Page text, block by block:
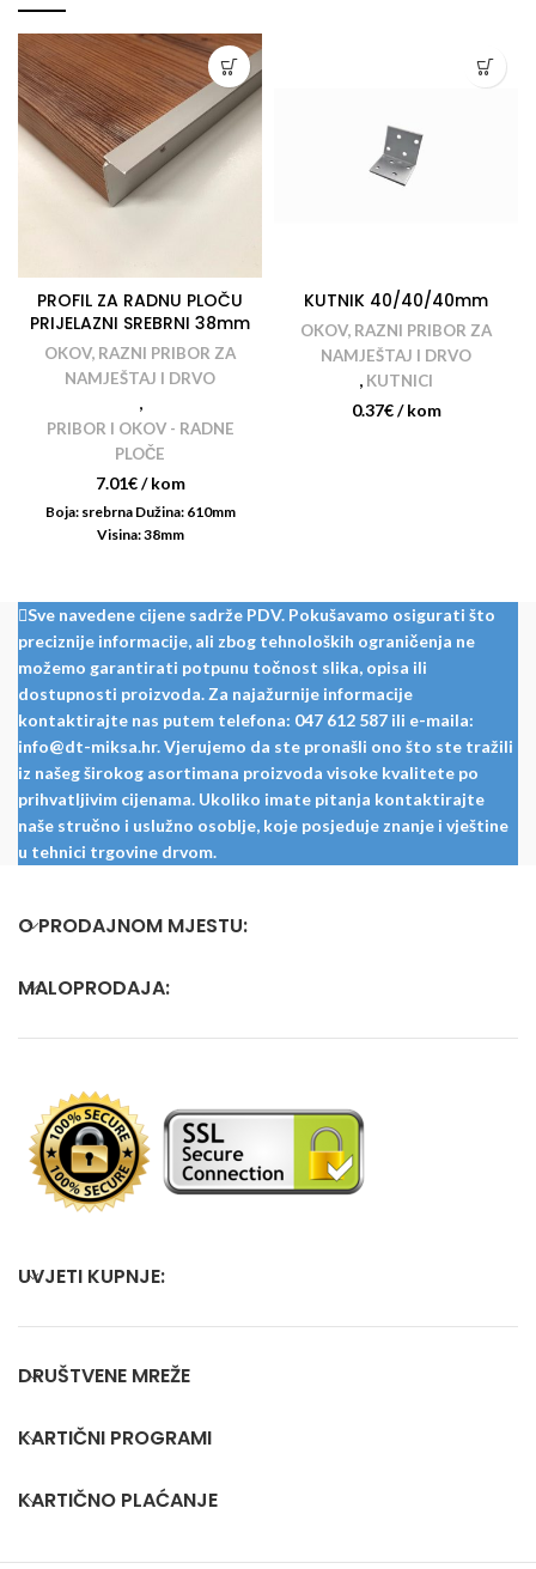
PROFIL ZA RADNU PLOČU
PRIJELAZNI SREBRNI 38mm
OKOV, RAZNI PRIBOR ZA
NAMJEŠTAJ I DRVO
,
PRIBOR I OKOV - RADNE
PLOČE
7.01€/ kom
Boja: srebrna Dužina: 610mm
Visina: 38mm
KUTNIK 40/40/40mm
OKOV, RAZNI PRIBOR ZA
NAMJEŠTAJ I DRVO
, KUTNICI
0.37€/ kom
Sve navedene cijene sadrže PDV. Pokušavamo osigurati što
preciznije informacije, ali zbog tehnoloških ograničenja ne
možemo garantirati potpunu točnost slika, opisa ili
dostupnosti proizvoda. Za najažurnije informacije
kontaktirajte nas putem telefona: 047 612 587 ili e-maila:
info@dt-miksa.hr. Vjerujemo da ste pronašli ono što ste tražili
iz našeg širokog asortimana proizvoda visoke kvalitete po
prihvatljivim cijenama. Ukoliko imate pitanja kontaktirajte
naše stručno i uslužno osoblje, koje posjeduje znanje i vještine
u tehnici trgovine drvom.
O PRODAJNOM MJESTU:
MALOPRODAJA:
UVJETI KUPNJE:
DRUŠTVENE MREŽE
KARTIČNI PROGRAMI
KARTIČNO PLAĆANJE